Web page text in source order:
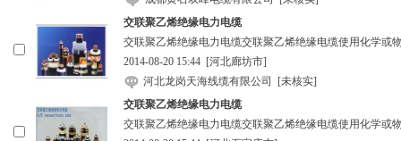
交联聚乙烯绝缘电力电缆
交联聚乙烯绝缘电力电缆交联聚乙烯绝缘电缆使用化学或
2014-08-20 15:44 [河北廊坊市]
河北龙岗天海线缆有限公司
[未核实]
交联聚乙烯绝缘电力电缆
交联聚乙烯绝缘电力电缆交联聚乙烯绝缘电缆使用化学或